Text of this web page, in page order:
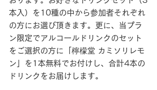
本入）を10種の中から参加者それぞれ
の方にお選び頂きます。更に、当プラ
ン限定でアルコールドリンクのセット
をご選択の方に「檸檬堂 カミソリレモ
ン」を1本無料でお付けし、合計4本の
ドリンクをお届けします。